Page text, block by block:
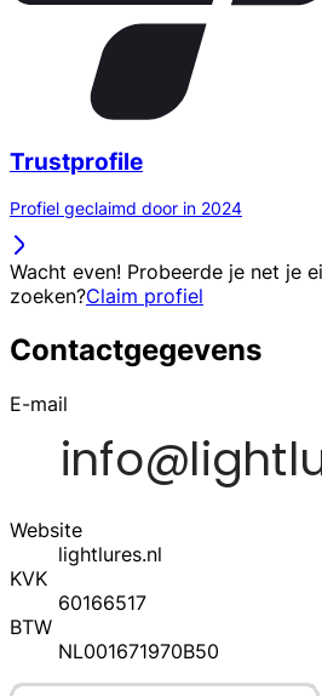
Trustprofile
Profiel geclaimd door in 2024
Wacht even! Probeerde je net je
zoeken?Claim profiel
Contactgegevens
E-mail
Website
lightlures.nl
KVK
60166517
BTW
NL001671970B50